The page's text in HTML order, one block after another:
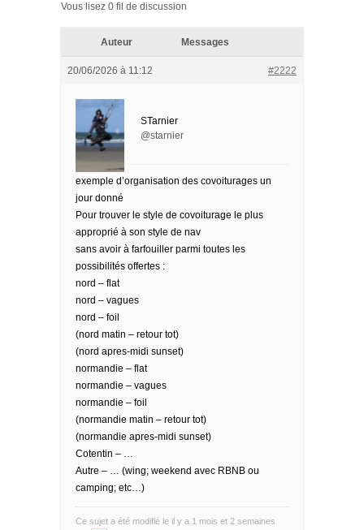
Vous lisez 0 fil de discussion
Auteur Messages
20/06/2026 à 11:12 #2222
STarnier
@starnier
exemple d’organisation des covoiturages un
jour donné
Pour trouver le style de covoiturage le plus
approprié à son style de nav
sans avoir à farfouiller parmi toutes les
possibilités offertes :
nord – flat
nord – vagues
nord – foil
(nord matin – retour tot)
(nord apres-midi sunset)
normandie – flat
normandie – vagues
normandie – foil
(normandie matin – retour tot)
(normandie apres-midi sunset)
Cotentin – …
Autre – … (wing; weekend avec RBNB ou
camping; etc…)
Ce sujet a été modifié le il y a 1 mois et 2 semaines